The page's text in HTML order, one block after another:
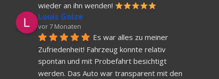
wieder an ihn wenden!
Louis Golze
vor 7 Monaten
Es war alles zu meiner
Zufriedenheit! Fahrzeug konnte relativ
spontan und mit Probefahrt besichtigt
werden. Das Auto war transparent mit den